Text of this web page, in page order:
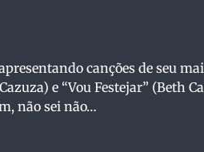
canções de seu
e “Vou Festejar” (Beth
não sei não…